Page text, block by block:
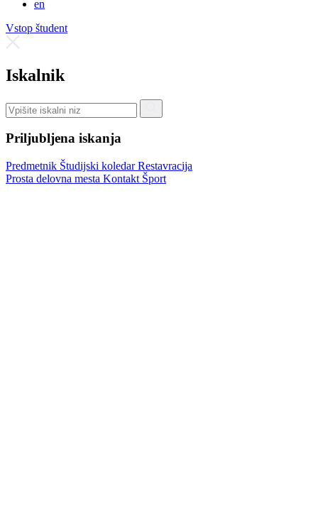
en
Vstop študent
Iskalnik
Priljubljena iskanja
Predmetnik Študijski koledarRestavracija
Prosta delovna mesta Kontakt Šport